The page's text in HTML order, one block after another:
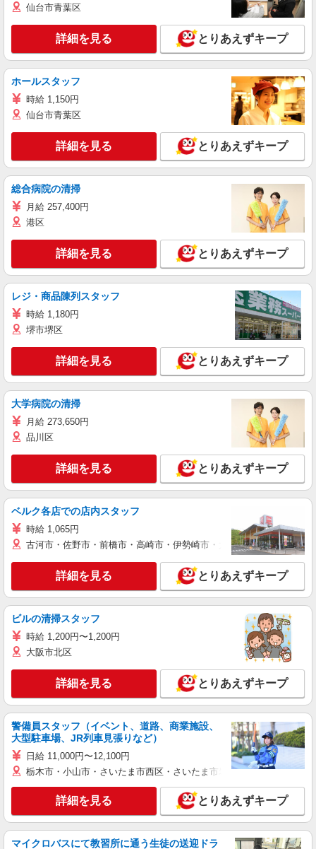
仙台市青葉区
詳細を見る とりあえずキープ
ホールスタッフ
時給 1,150円
仙台市青葉区
詳細を見る とりあえずキープ
総合病院の清掃
月給 257,400円
港区
詳細を見る とりあえずキープ
レジ・商品陳列スタッフ
時給 1,180円
堺市堺区
詳細を見る とりあえずキープ
大学病院の清掃
月給 273,650円
品川区
詳細を見る とりあえずキープ
ベルク各店での店内スタッフ
時給 1,065円
古河市・佐野市・前橋市・高崎市・伊勢崎市・太田市・館林市・藤
詳細を見る とりあえずキープ
ビルの清掃スタッフ
時給 1,200円〜1,200円
大阪市北区
詳細を見る とりあえずキープ
警備員スタッフ（イベント、道路、商業施設、
大型駐車場、JR列車見張りなど）
日給 11,000円〜12,100円
栃木市・小山市・さいたま市西区・さいたま市岩槻区・久喜市・蓮田
詳細を見る とりあえずキープ
マイクロバスにて教習所に通う生徒の送迎ドラ